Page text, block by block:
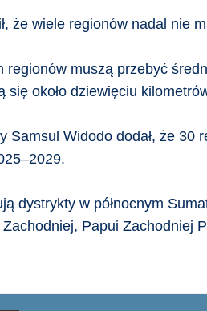
że wiele regionów nadal nie
regionów muszą przebyć
się około dziewięciu
Samsul Widodo dodał, że
dystrykty w północnym
Papui Zachodniej